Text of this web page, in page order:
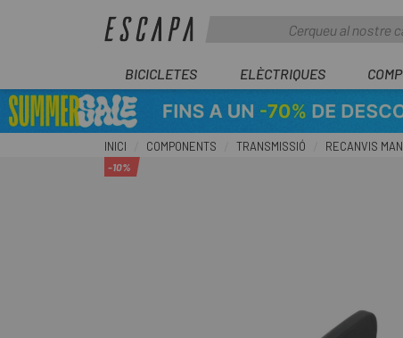
BICICLETES ELÈCTRIQUES
INICI COMPONENTS TRANSMISSIÓ RECANVIS
-10%